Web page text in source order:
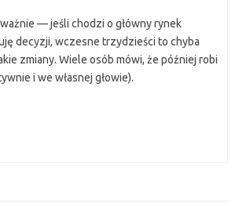
— jeśli chodzi o główny rynek
decyzji, wczesne trzydzieści to chyba
zmiany. Wiele osób mówi, że później robi
i we własnej głowie).